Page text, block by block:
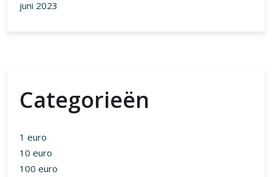
juni 2023
Categorieën
1 euro
10 euro
100 euro